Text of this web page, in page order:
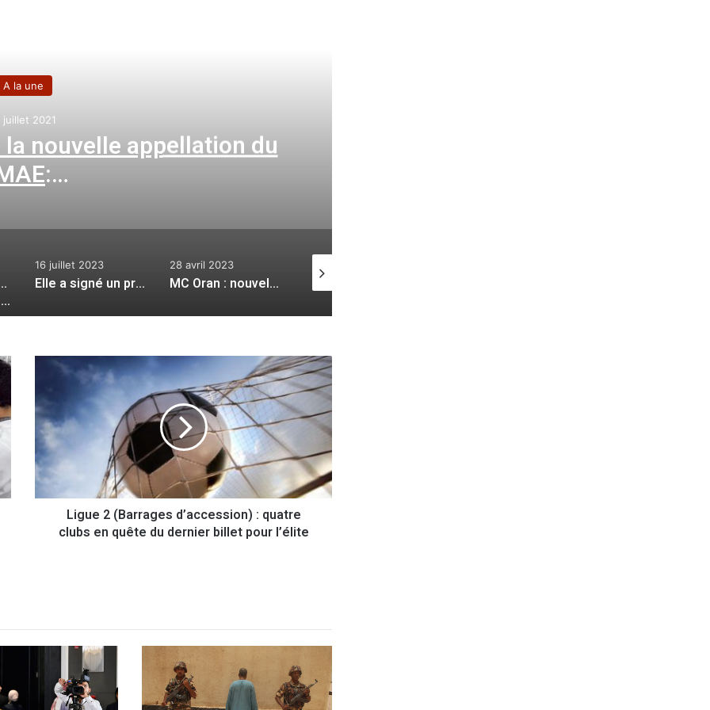
A la une
mai 2022
et Cap Falcon:
les désagréments des
Elle a signé un protocole d’entente avec un pétrolier Congolais : Sonatrach veut briller en Afrique
28 avril 2023
MC Oran : nouvelle séance de travail entre le CSA et Hyproc
3 novembre 2025
Ahmed Attaf à propos de la résolution de l’ONU sur le Sahara occidental : « Les fondamentaux de la question sahraouie sont préservés »
u
e
(
B
a
’
a
c
Ligue 2 (Barrages d’accession) : quatre
clubs en quête du dernier billet pour l’élite